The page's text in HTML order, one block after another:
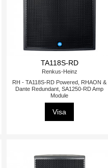
TA118S-RD
Renkus-Heinz
RH - TA118S-RD Powered, RHAON &
Dante Redundant, SA1250-RD Amp
Module
Visa